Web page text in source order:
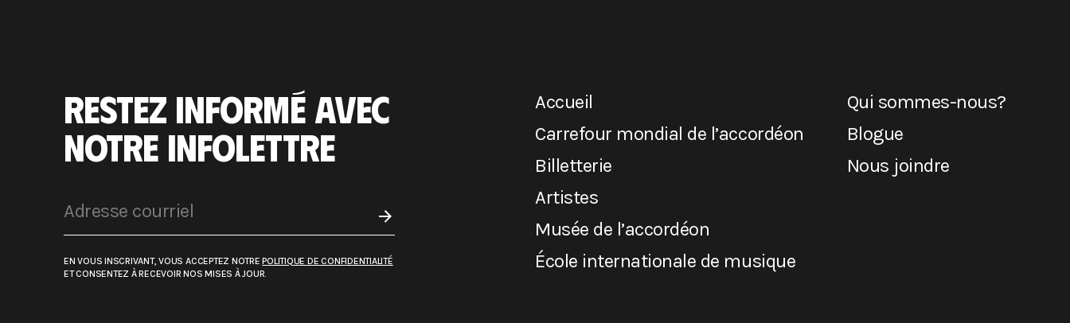
RESTEZ INFORMÉ AVEC
NOTRE INFOLETTRE
EN VOUS INSCRIVANT, VOUS ACCEPTEZ NOTREPOLITIQUE DE CONFIDENTIALITÉ
ET CONSENTEZ À RECEVOIR NOS MISES À JOUR.
Accueil
Carrefour mondial de l’accordéon
Billetterie
Artistes
Musée de l’accordéon
École internationale de musique
Qui sommes-nous?
Blogue
Nous joindre